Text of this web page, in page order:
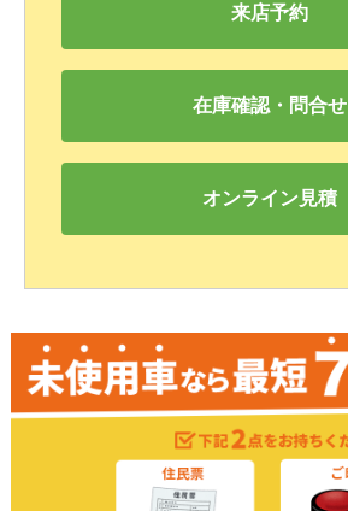
来店予約
在庫確認・問合せ
オンライン見積